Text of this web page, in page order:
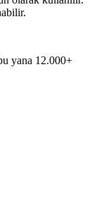
yana 12.000+